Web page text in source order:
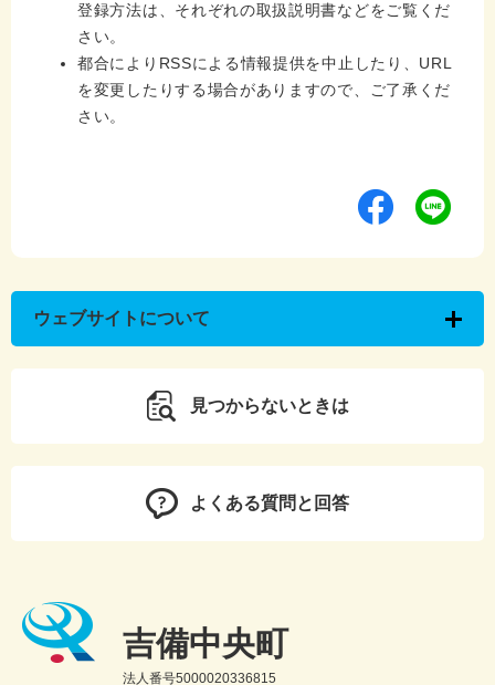
登録方法は、それぞれの取扱説明書などをご覧くだ
さい。
都合によりRSSによる情報提供を中止したり、URL
を変更したりする場合がありますので、ご了承くだ
さい。
ウェブサイトについて
見つからないときは
よくある質問と回答
吉備中央町
法人番号5000020336815